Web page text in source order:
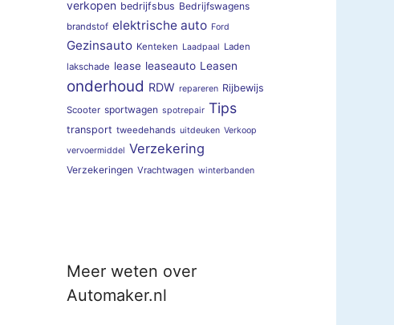
verkopen bedrijfsbus Bedrijfswagens
brandstof elektrische auto Ford
Gezinsauto Kenteken Laadpaal Laden
lakschade lease leaseauto Leasen
onderhoud RDW repareren Rijbewijs
Scooter sportwagen spotrepair Tips
transport tweedehands uitdeuken Verkoop
vervoermiddel Verzekering
Verzekeringen Vrachtwagen winterbanden
Meer weten over
Automaker.nl